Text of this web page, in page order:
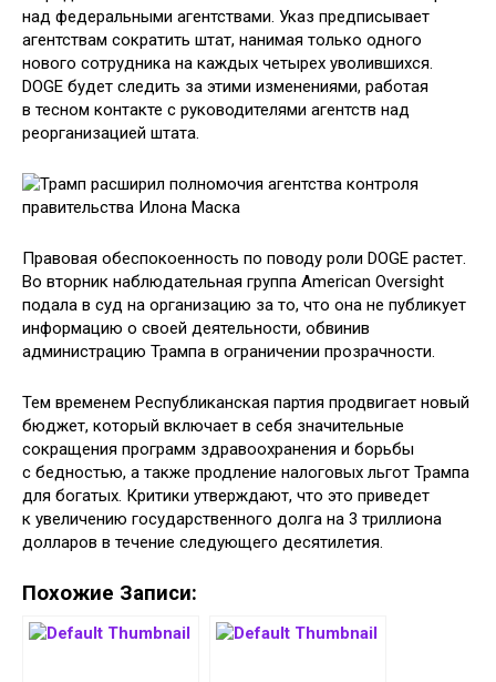
над федеральными агентствами. Указ предписывает
агентствам сократить штат, нанимая только одного
нового сотрудника на каждых четырех уволившихся.
DOGE будет следить за этими изменениями, работая
в тесном контакте с руководителями агентств над
реорганизацией штата.
Правовая обеспокоенность по поводу роли DOGE растет.
Во вторник наблюдательная группа American Oversight
подала в суд на организацию за то, что она не публикует
информацию о своей деятельности, обвинив
администрацию Трампа в ограничении прозрачности.
Тем временем Республиканская партия продвигает новый
бюджет, который включает в себя значительные
сокращения программ здравоохранения и борьбы
с бедностью, а также продление налоговых льгот Трампа
для богатых. Критики утверждают, что это приведет
к увеличению государственного долга на 3 триллиона
долларов в течение следующего десятилетия.
Похожие Записи: